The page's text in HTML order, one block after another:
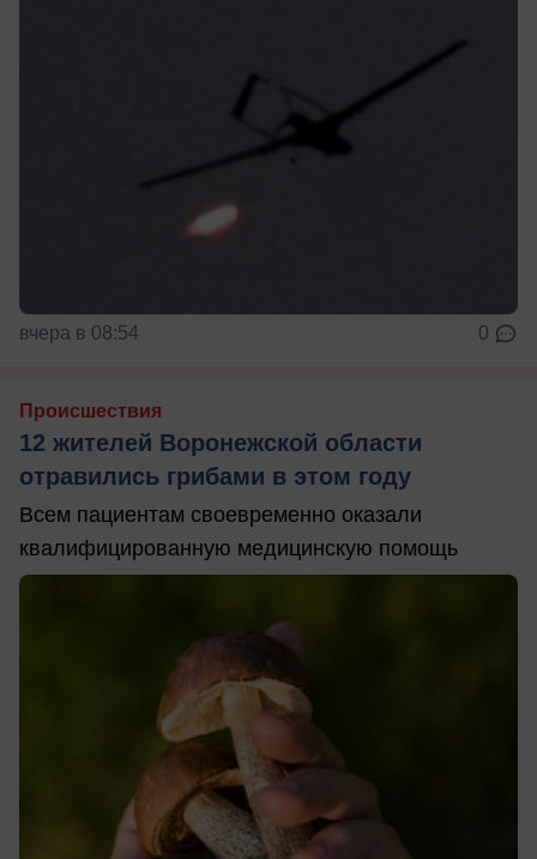
вчера в 08:54 0
Происшествия
12 жителей Воронежской области
отравились грибами в этом году
Всем пациентам своевременно оказали
квалифицированную медицинскую помощь